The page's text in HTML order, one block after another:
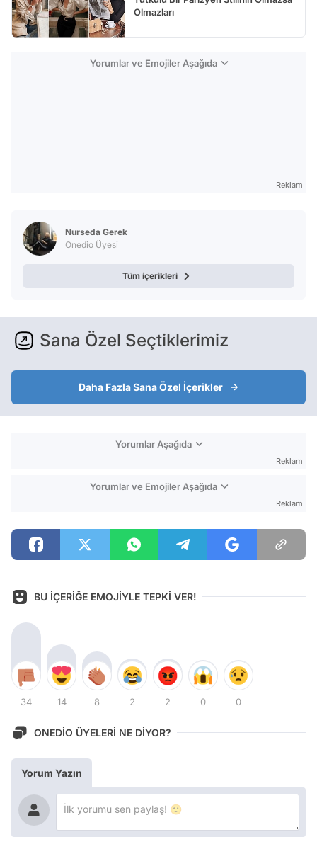
Olmazları
Yorumlar ve Emojiler Aşağıda
Reklam
Nurseda Gerek
Onedio Üyesi
Tüm içerikleri
Sana Özel Seçtiklerimiz
Daha Fazla Sana Özel İçerikler
Yorumlar Aşağıda
Reklam
Yorumlar ve Emojiler Aşağıda
Reklam
BU İÇERİĞE EMOJİYLE TEPKİ VER!
34 14 8 2 2 0 0
ONEDİO ÜYELERİ NE DİYOR?
Yorum Yazın